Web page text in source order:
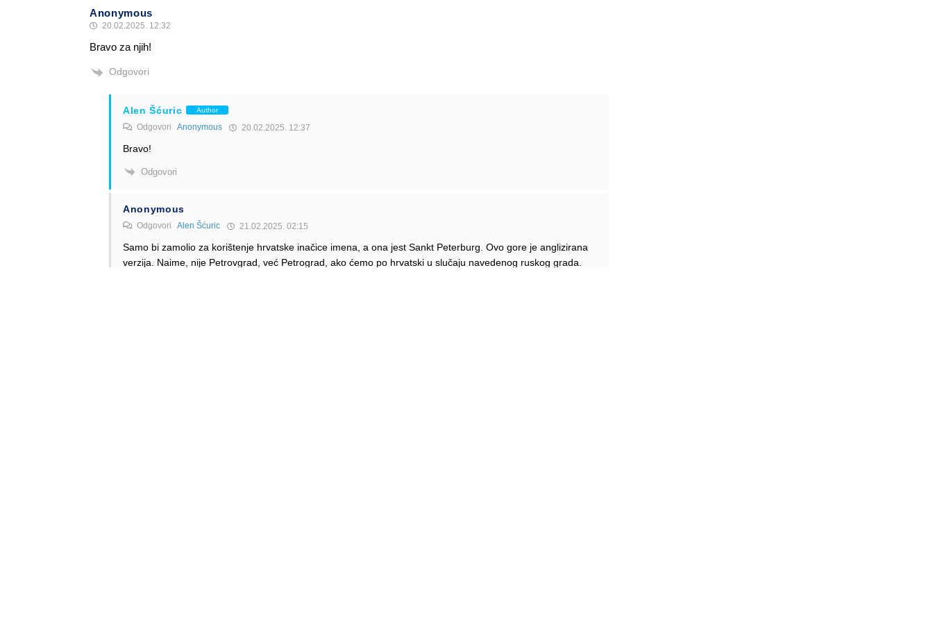
Anonymous
20.02.2025. 12:32
Bravo za njih!
Odgovori
Alen Šćuric Author
Odgovori Anonymous 20.02.2025. 12:37
Bravo!
Odgovori
Anonymous
Odgovori Alen Šćuric 21.02.2025. 02:15
Samo bi zamolio za korištenje hrvatske inačice imena, a ona jest Sankt Peterburg. Ovo gore je anglizirana
verzija. Naime, nije Petrovgrad, već Petrograd, ako ćemo po hrvatski u slučaju navedenog ruskog grada.